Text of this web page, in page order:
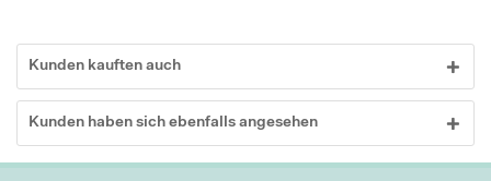
Kunden kauften auch
Kunden haben sich ebenfalls angesehen